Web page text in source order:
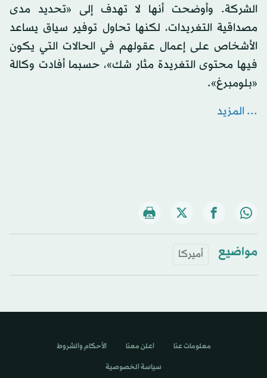
الشركة. وأوضحت أنها لا تهدف إلى «تحديد مدى
مصداقية التغريدات، لكنها تحاول توفير سياق يساعد
الأشخاص على إعمال عقولهم في الحالات التي يكون
فيها محتوى التغريدة مثار شك»، حسبما أفادت وكالة
«بلومبرغ».
... المزيد
مواضيع أميركا
معلومات عنا اعلن معنا الأحكام والشروط
سياسة الخصوصية